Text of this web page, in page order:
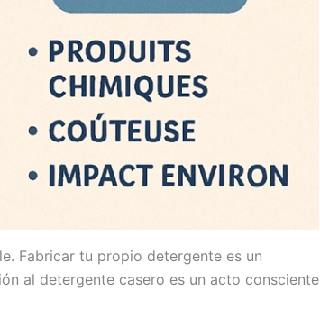
Fabricar tu propio detergente es un
al detergente casero es un acto consciente